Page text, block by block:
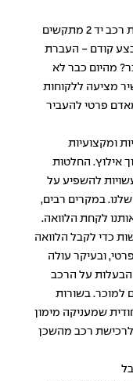
רבים מהמעורבים בתהליך מכירת ורכישת רכב יד 2 מתקשים
קודם - העברת
מהיום כבר לא
מציעה ללקוחות
פרטי להעביר
ומקצועיות
אילוץ. החלטות
להשפיע על
במקרים רבים,
לקחת הלוואה.
כדי לקבל הלוואה
ובעיקר עולה
הבעלות על הרכב
למוכר. בשורות
שמעניקה מימון
לרכישת רכב מהשכן